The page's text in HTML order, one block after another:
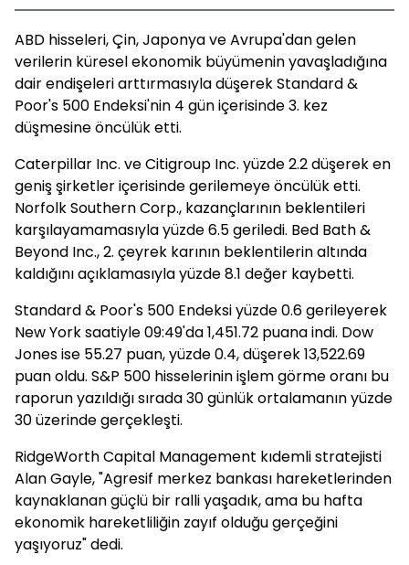
ABD hisseleri, Çin, Japonya ve Avrupa'dan gelen
verilerin küresel ekonomik büyümenin yavaşladığına
dair endişeleri arttırmasıyla düşerek Standard &
Poor's 500 Endeksi'nin 4 gün içerisinde 3. kez
düşmesine öncülük etti.
Caterpillar Inc. ve Citigroup Inc. yüzde 2.2 düşerek en
geniş şirketler içerisinde gerilemeye öncülük etti.
Norfolk Southern Corp., kazançlarının beklentileri
karşılayamamasıyla yüzde 6.5 geriledi. Bed Bath &
Beyond Inc., 2. çeyrek karının beklentilerin altında
kaldığını açıklamasıyla yüzde 8.1 değer kaybetti.
Standard & Poor's 500 Endeksi yüzde 0.6 gerileyerek
New York saatiyle 09:49'da 1,451.72 puana indi. Dow
Jones ise 55.27 puan, yüzde 0.4, düşerek 13,522.69
puan oldu. S&P 500 hisselerinin işlem görme oranı bu
raporun yazıldığı sırada 30 günlük ortalamanın yüzde
30 üzerinde gerçekleşti.
RidgeWorth Capital Management kıdemli stratejisti
Alan Gayle, "Agresif merkez bankası hareketlerinden
kaynaklanan güçlü bir ralli yaşadık, ama bu hafta
ekonomik hareketliliğin zayıf olduğu gerçeğini
yaşıyoruz" dedi.